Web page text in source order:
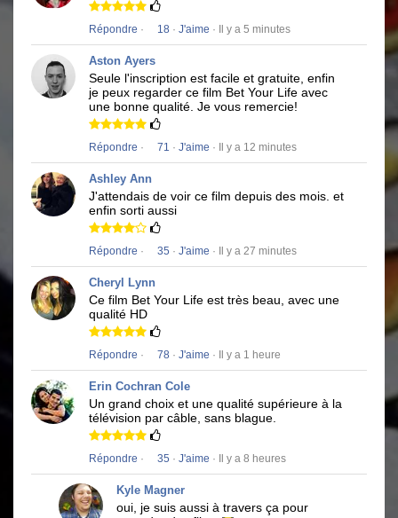
Répondre · 18 · J'aime · Il y a 5 minutes
Aston Ayers
Seule l'inscription est facile et gratuite, enfin
je peux regarder ce film Bet Your Life avec
une bonne qualité. Je vous remercie!
Répondre · 71 · J'aime · Il y a 12 minutes
Ashley Ann
J'attendais de voir ce film depuis des mois. et
enfin sorti aussi
Répondre · 35 · J'aime · Il y a 27 minutes
Cheryl Lynn
Ce film Bet Your Life est très beau, avec une
qualité HD
Répondre · 78 · J'aime · Il y a 1 heure
Erin Cochran Cole
Un grand choix et une qualité supérieure à la
télévision par câble, sans blague.
Répondre · 35 · J'aime · Il y a 8 heures
Kyle Magner
oui, je suis aussi à travers ça pour